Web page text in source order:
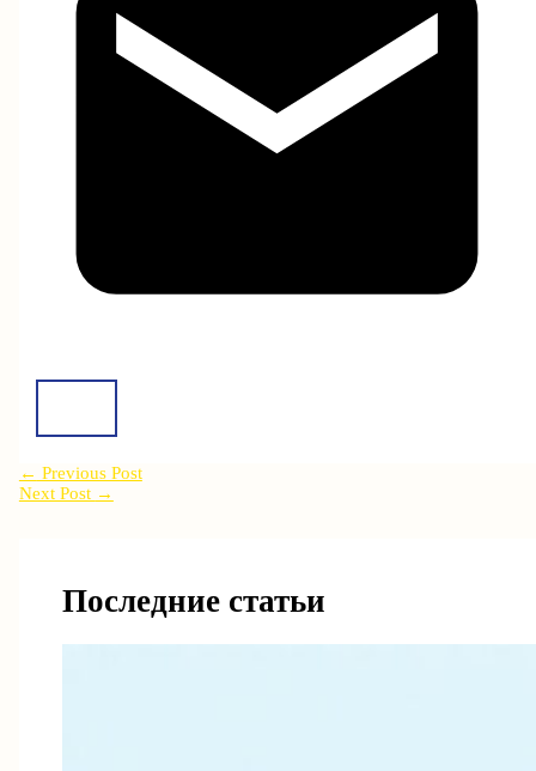
← Previous Post
Next Post →
Последние статьи